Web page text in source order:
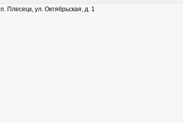
п. Плесецк, ул. Октябрьская, д. 1